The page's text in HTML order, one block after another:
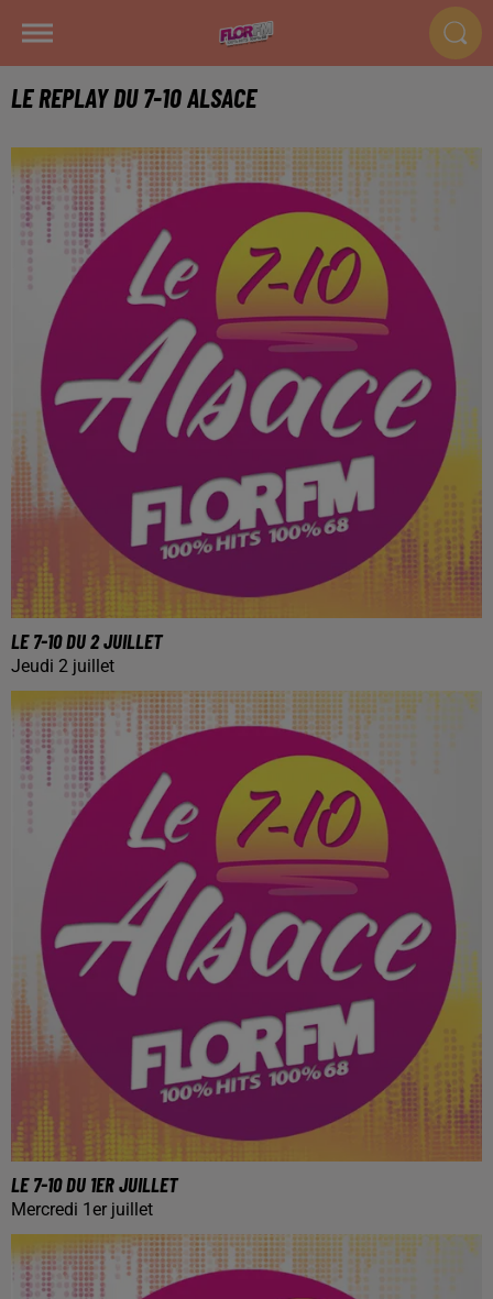
LE REPLAY DU 7-10 ALSACE
LE 7-10 DU 2 JUILLET
Jeudi 2 juillet
LE 7-10 DU 1ER JUILLET
Mercredi 1er juillet